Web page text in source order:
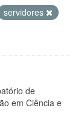
servidores
de
em Ciência e